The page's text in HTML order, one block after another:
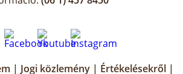
| Jogi közlemény | Értékelésekről |